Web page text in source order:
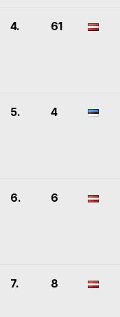
4. 61
5. 4
6. 6
7. 8